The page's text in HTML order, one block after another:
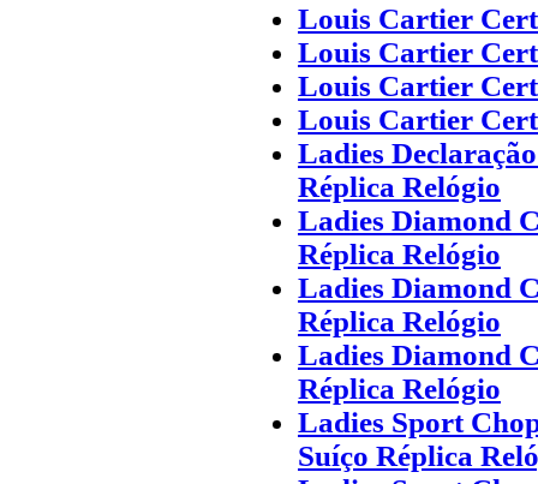
Louis Cartier
Louis Cartier
Louis Cartier
Louis Cartier
Ladies
Réplica Relógio
Ladies Diamond
Réplica Relógio
Ladies Diamond
Réplica Relógio
Ladies Diamond
Réplica Relógio
Ladies Sport
Suíço Réplica